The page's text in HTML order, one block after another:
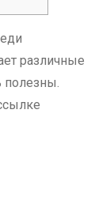
различные
полезны.